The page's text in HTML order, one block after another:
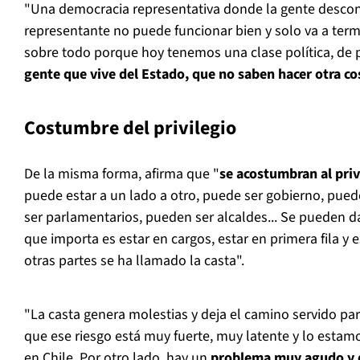
"Una democracia representativa donde la gente
representante no puede funcionar bien y solo va a
sobre todo porque hoy tenemos una clase política, de
gente que vive del Estado, que no saben hacer otra
Costumbre del privilegio
De la misma forma, afirma que "se acostumbran al
puede estar a un lado a otro, puede ser gobierno,
ser parlamentarios, pueden ser alcaldes... Se pueden
que importa es estar en cargos, estar en primera fila y
otras partes se ha llamado la casta".
"La casta genera molestias y deja el camino servido
que ese riesgo está muy fuerte, muy latente y lo